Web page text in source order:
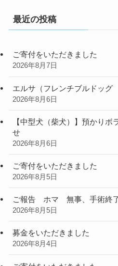
最近の投稿
ご寄付をいただきました
2026年8月7日
エルサ（フレンチブルドッ
2026年8月6日
【中型犬（柴犬）】預かりボ
せ
2026年8月6日
ご寄付をいただきました
2026年8月5日
ご報告 ホマ 無事、手術終了
2026年8月5日
募金をいただきました
2026年8月4日